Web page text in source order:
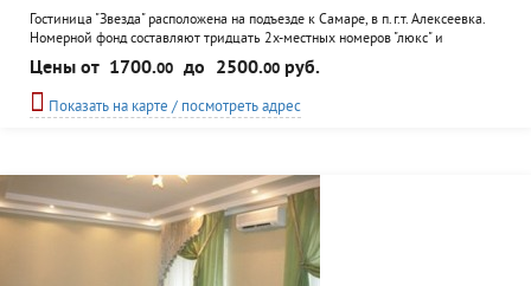
Гостиница "Звезда" расположена на подъезде к Самаре, в п.г.т. Алексеевка.
Номерной фонд составляют тридцать 2х-местных номеров "люкс" и
"стандарт". Дополнительные услуги: питание, подключение к интернету,
оформление регистрации.
Цены от 1700.00 до 2500.00 руб.
Показать на карте / посмотреть адрес